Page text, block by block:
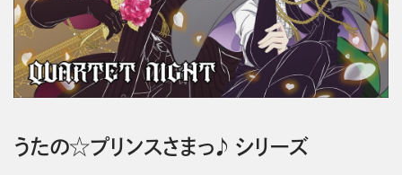
うたの☆プリンスさまっ♪ シリーズ